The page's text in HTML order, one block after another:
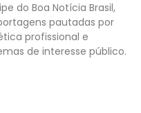
do Boa Notícia Brasil,
pautadas por
profissional e
de interesse público.